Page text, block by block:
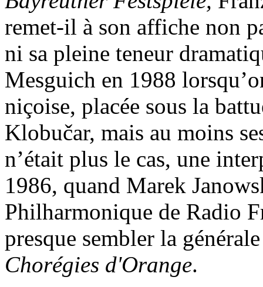
remet-il à son affiche non
ni sa pleine teneur
Mesguich en 1988
niçoise, placée sous la
Klobučar, mais au moins
n’était plus le cas, une
1986, quand Marek
Philharmonique de Radio
presque sembler la
Chorégies d'Orange.